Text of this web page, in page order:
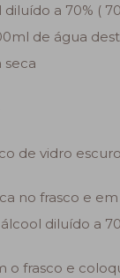
diluído a 70% (
de água
seca
de vidro escuro
no frasco e
diluído a
o frasco e